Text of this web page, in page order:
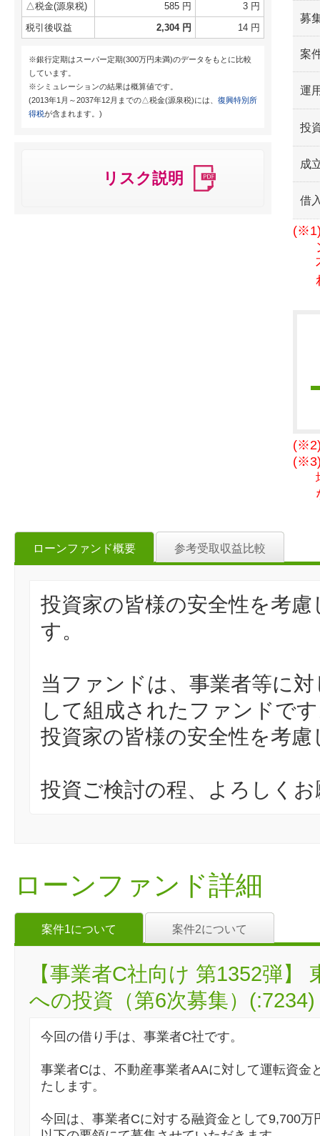
△税金(源泉税)
585 円
3 円
税引後収益
2,304 円 14 円
※銀行定期はスーパー定期(300万円未満)のデータをもとに比較
しています。
※シミュレーションの結果は概算値です。
(2013年1月～2037年12月までの△税金(源泉税)には、 復興特別所
得税が含まれます。)
リスク説明
募
案
運
投
成
借
(※1)
(※2)
(※3)
ローンファンド概要 参考受取収益比較
投資家の皆様の安全性を考
す。
当ファンドは、事業者等に
して組成されたファンドで
投資家の皆様の安全性を考
投資ご検討の程、よろしく
ローンファンド詳細
案件1について 案件2について
【事業者C社向け 第1352弾
への投資（第6次募集）(:7234)
今回の借り手は、事業者C社です。
事業者Cは、不動産事業者AAに対して運転資金
たします。
今回は、事業者Cに対する融資金として9,700万